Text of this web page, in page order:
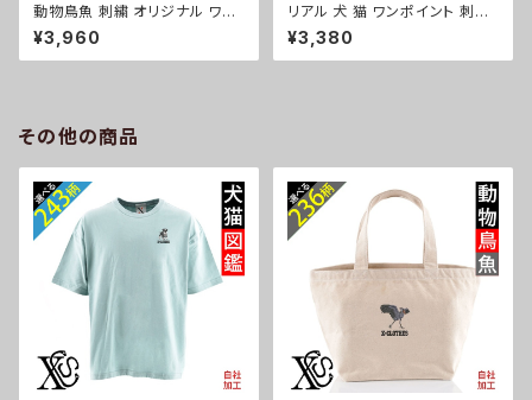
動物鳥魚 刺繍 オリジナル ワン
ポイント チェック ストール 大判
レディース メンズ 雑貨 グッズ
自社ブランド 柄 馬 豚 魚 クリス
¥3,960
リアル 犬 猫 ワンポイント 刺繍
ティペット ストール レディース
暖かい おしゃれ マフラー 雑貨
グッズ 自社ブランド 柄 柴犬 チ
¥3,380
その他の商品